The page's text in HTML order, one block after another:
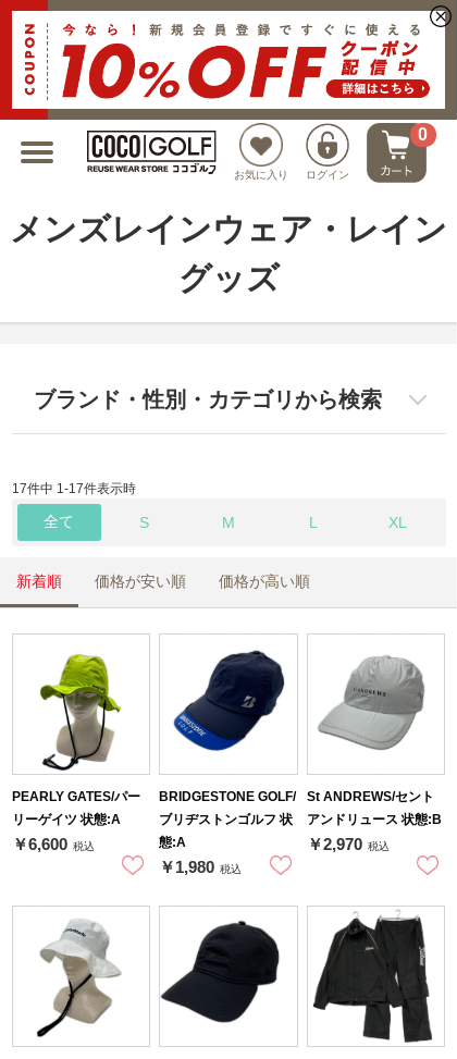
お気に入り ログイン
0
新規会員登録でクーポンプレゼント
メンズレインウェア・レイン
グッズ
ブランド・性別・カテゴリから検索
17件中 1-17件表示時
全て S M L XL
新着順 価格が安い順 価格が高い順
PEARLY GATES/パー
リーゲイツ 状態:A
￥6,600 税込
BRIDGESTONE GOLF/
ブリヂストンゴルフ 状
態:A
￥1,980 税込
St ANDREWS/セント
アンドリュース 状態:B
￥2,970 税込